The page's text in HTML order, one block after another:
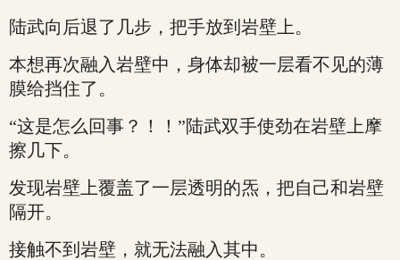
陆武向后退了几步，把手放到岩壁上。
本想再次融入岩壁中，身体却被一层看不见的薄
膜给挡住了。
“这是怎么回事？！！”陆武双手使劲在岩壁上摩
擦几下。
发现岩壁上覆盖了一层透明的炁，把自己和岩壁
隔开。
接触不到岩壁，就无法融入其中。